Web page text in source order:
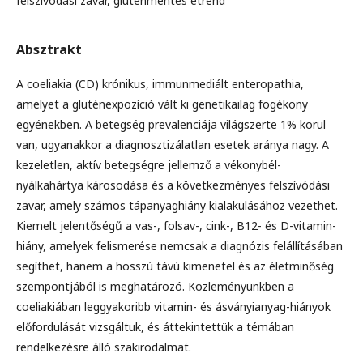
Absztrakt
A coeliakia (CD) krónikus, immunmediált enteropathia,
amelyet a gluténexpozíció vált ki genetikailag fogékony
egyénekben. A betegség prevalenciája világszerte 1% körül
van, ugyanakkor a diagnosztizálatlan esetek aránya nagy. A
kezeletlen, aktív betegségre jellemző a vékonybél-
nyálkahártya károsodása és a következményes felszívódási
zavar, amely számos tápanyaghiány kialakulásához vezethet.
Kiemelt jelentőségű a vas-, folsav-, cink-, B12- és D-vitamin-
hiány, amelyek felismerése nemcsak a diagnózis felállításában
segíthet, hanem a hosszú távú kimenetel és az életminőség
szempontjából is meghatározó. Közleményünkben a
coeliakiában leggyakoribb vitamin- és ásványianyag-hiányok
előfordulását vizsgáltuk, és áttekintettük a témában
rendelkezésre álló szakirodalmat.